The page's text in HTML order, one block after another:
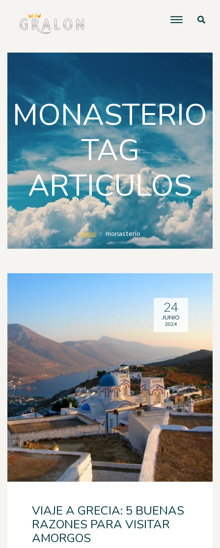
MONASTERIO
TAG
ARTICULOS
Inicio monasterio
VIAJE A GRECIA: 5 BUENAS
RAZONES PARA VISITAR
AMORGOS
24
JUNIO
2024